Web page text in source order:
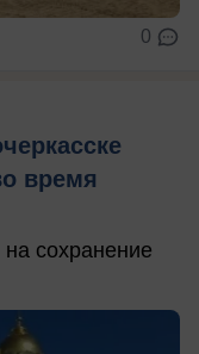
0
время
сохранение